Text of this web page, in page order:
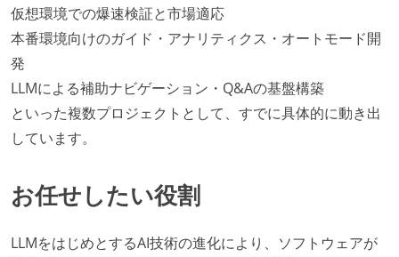
仮想環境での爆速検証と市場適応
本番環境向けのガイド・アナリティクス・オートモード開
発
LLMによる補助ナビゲーション・Q&Aの基盤構築
といった複数プロジェクトとして、すでに具体的に動き出
しています。
お任せしたい役割
LLMをはじめとするAI技術の進化により、ソフトウェアが